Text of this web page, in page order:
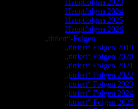
Hauptfolgen 2023
Hauptfolgen 2024
Hauptfolgen 2025
Hauptfolgen 2026
„titriert“-Folgen
„titriert“ Folgen 2019
„titriert“ Folgen 2020
„titriert“ Folgen 2021
„titriert“ Folgen 2022
„titriert“ Folgen 2023
„titriert“ Folgen 2024
„titriert“-Folgen 2025